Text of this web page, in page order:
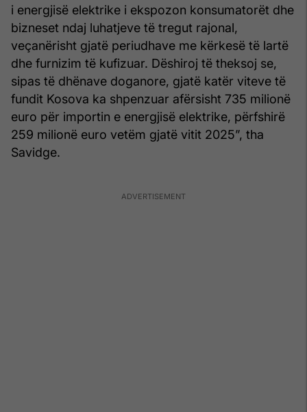
i energjisë elektrike i ekspozon konsumatorët dhe
bizneset ndaj luhatjeve të tregut rajonal,
veçanërisht gjatë periudhave me kërkesë të lartë
dhe furnizim të kufizuar. Dëshiroj të theksoj se,
sipas të dhënave doganore, gjatë katër viteve të
fundit Kosova ka shpenzuar afërsisht 735 milionë
euro për importin e energjisë elektrike, përfshirë
259 milionë euro vetëm gjatë vitit 2025”, tha
Savidge.